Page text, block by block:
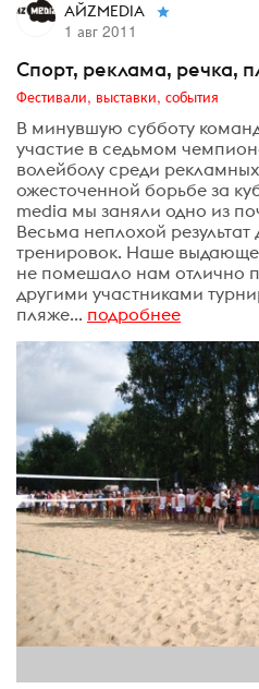
АЙZMEDIA
1 авг 2011
Спорт, реклама, речка,
Фестивали, выставки, события
В минувшую субботу
участие в седьмом
волейболу среди
ожесточенной борьбе за
media мы заняли одно из
Весьма неплохой
тренировок. Наше
не помешало нам отлично
другими участниками
пляже... подробнее